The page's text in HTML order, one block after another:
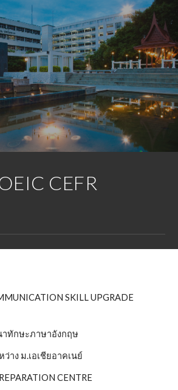
Skip to navigation
CEFR
SKILL UPGRADE
ทักษะภาษาอังกฤษ
าง ม.เอเชียอาคเนย์
CENTRE